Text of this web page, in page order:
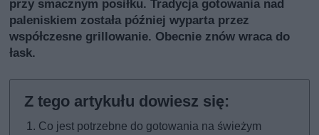
przy smacznym posiłku. Tradycja gotowania nad
paleniskiem została później wyparta przez
współczesne grillowanie. Obecnie znów wraca do
łask.
Co jest potrzebne do gotowania na świeżym